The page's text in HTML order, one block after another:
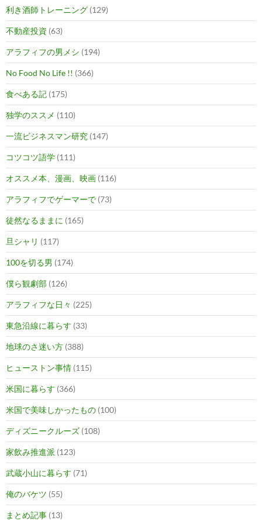
利き酒師トレーニング (129)
不動産投資 (63)
アラフィフの男メシ (194)
No Food No Life !! (366)
食べある記 (175)
独学のススメ (110)
一流ビジネスマン研究 (147)
コツコツ語学 (111)
オススメ本、漫画、映画 (116)
アラフィフでゲーマーで (73)
徒然なるままに (165)
旦シャリ (117)
100を切る男 (174)
僕ら観劇部 (126)
アラフィフな日々 (225)
東急沿線に暮らす (33)
地球のさ迷い方 (388)
ヒューストン事情 (115)
米国に暮らす (366)
米国で美味しかったもの (100)
ディズニークルーズ (108)
家飲み推進派 (123)
武蔵小山に暮らす (71)
俺のバケツ (55)
まとめ記事 (13)